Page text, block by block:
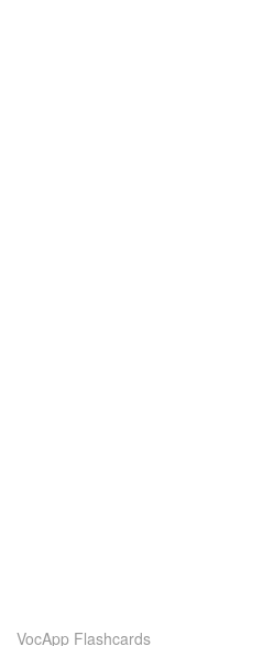
VocApp Flashcards